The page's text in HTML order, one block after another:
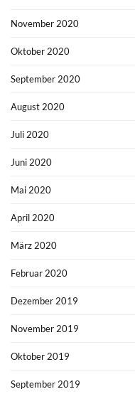
November 2020
Oktober 2020
September 2020
August 2020
Juli 2020
Juni 2020
Mai 2020
April 2020
März 2020
Februar 2020
Dezember 2019
November 2019
Oktober 2019
September 2019